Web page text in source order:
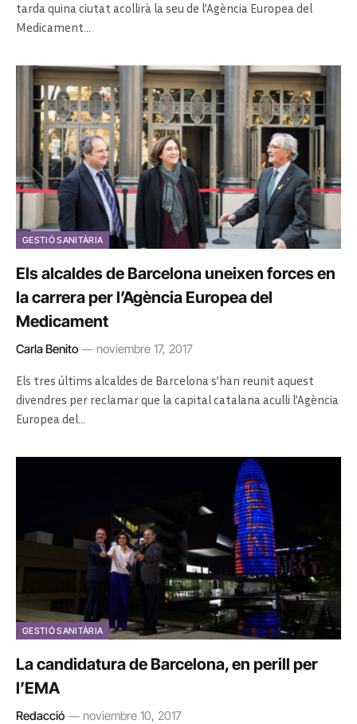
tarda quina ciutat acollirà la seu de l’Agència Europea del
Medicament…
GESTIÓ SANITÀRIA
Els alcaldes de Barcelona uneixen forces en
la carrera per l’Agència Europea del
Medicament
Carla Benito noviembre 17, 2017
Els tres últims alcaldes de Barcelona s’han reunit aquest
divendres per reclamar que la capital catalana aculli l’Agència
Europea del…
GESTIÓ SANITÀRIA
La candidatura de Barcelona, en perill per
l’EMA
Redacció noviembre 10, 2017